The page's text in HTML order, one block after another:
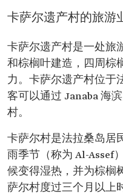
卡萨尔遗产村的旅游
卡萨尔遗产村是一处旅
和棕榈叶建造，四周棕
力。卡萨尔遗产村位于
客可以通过 Janaba 海
村。
卡萨尔村是法拉桑岛居
雨季节（称为 Al-Assef
候变得湿热，并为棕榈
萨尔村度过三个月以上